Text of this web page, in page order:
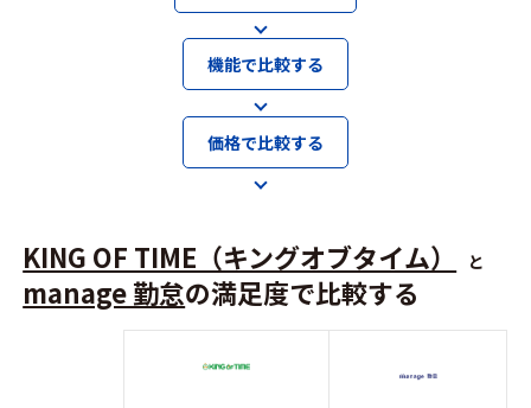
機能で比較する
価格で比較する
KING OF TIME（キングオブタイム） と
manage 勤怠の満足度で比較する